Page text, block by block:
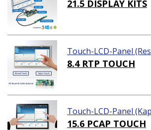
21.5 DISPLAY KITS
Touch-LCD-Panel
8.4 RTP TOUCH
Touch-LCD-Panel
15.6 PCAP TOUCH